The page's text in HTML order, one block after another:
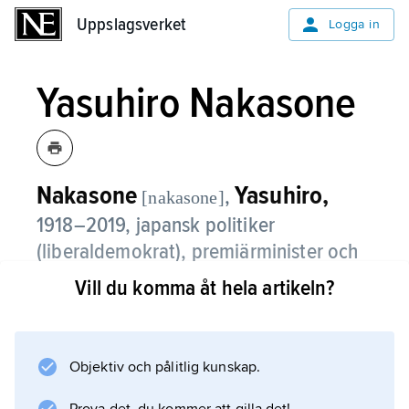
Uppslagsverket Logga in
Yasuhiro Nakasone
Nakasone [nakasone],Yasuhiro,
1918–2019, japansk politiker
(liberaldemokrat), premiärminister och
partiledare 1982–87.
annat transportminister, handelsminister och
Vill du komma åt hela artikeln?
Objektiv och pålitlig kunskap.